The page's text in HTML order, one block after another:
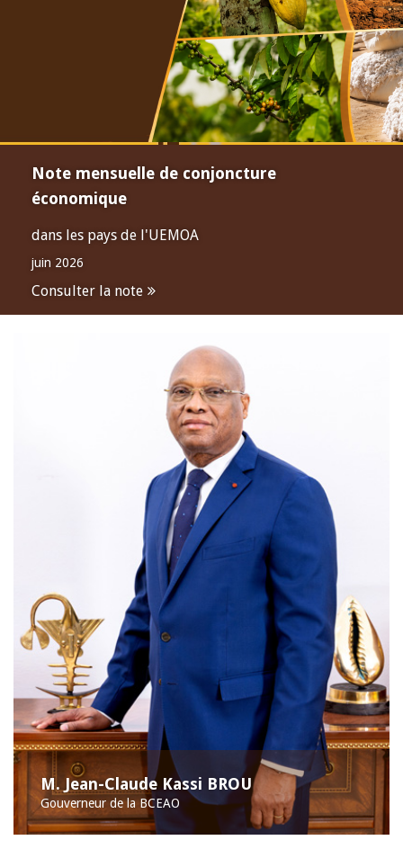
Note mensuelle de conjoncture
économique
dans les pays de l'UEMOA
juin 2026
Consulter la note
M. Jean-Claude Kassi BROU
Gouverneur de la BCEAO